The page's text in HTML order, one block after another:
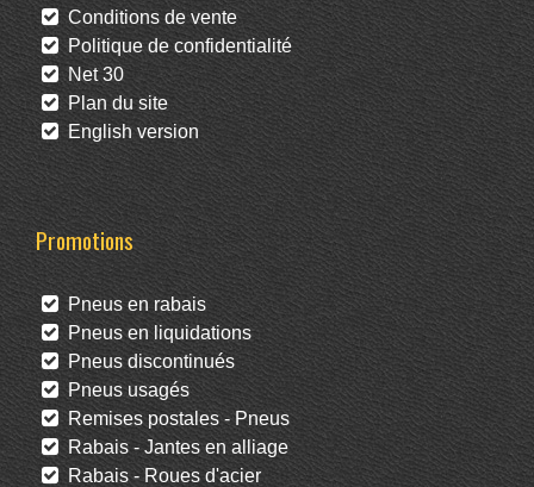
Conditions de vente
Politique de confidentialité
Net 30
Plan du site
English version
Promotions
Pneus en rabais
Pneus en liquidations
Pneus discontinués
Pneus usagés
Remises postales - Pneus
Rabais - Jantes en alliage
Rabais - Roues d'acier